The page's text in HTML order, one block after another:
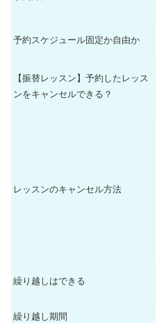
予約スケジュール固定か自由か
【振替レッスン】予約したレッス
ンをキャンセルできる？
レッスンのキャンセル方法
繰り越しはできる
繰り越し期間